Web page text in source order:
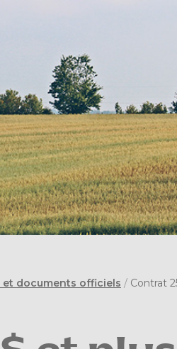
et documents officiels / Contrat